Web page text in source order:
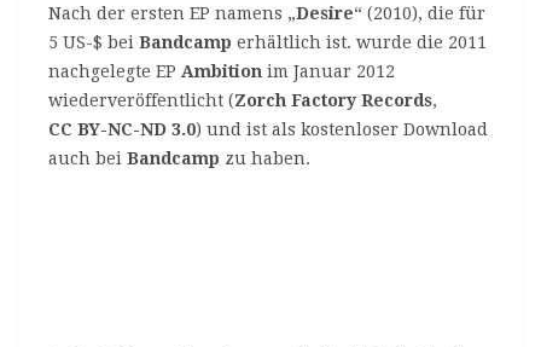
Nach der ersten EP namens „Desire“ (2010), die für
5 US-$ bei Bandcamp erhältlich ist. wurde die 2011
nachgelegte EP Ambition im Januar 2012
wiederveröffentlicht (Zorch Factory Records,
CC BY-NC-ND 3.0) und ist als kostenloser Download
auch bei Bandcamp zu haben.